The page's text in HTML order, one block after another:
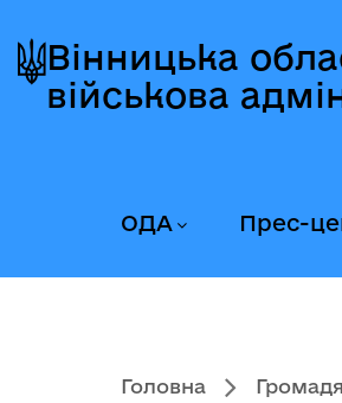
до
головного
до
головного
вмісту
до
головного
колонтитула
Вінницька
військова
ОДА Прес-
Головна